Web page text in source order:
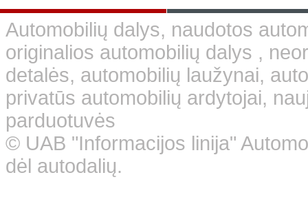
Automobilių dalys, naudotos
originalios automobilių dalys ,
detalės, automobilių laužynai,
privatūs automobilių ardytojai,
parduotuvės
© UAB "Informacijos linija"
dėl autodalių.